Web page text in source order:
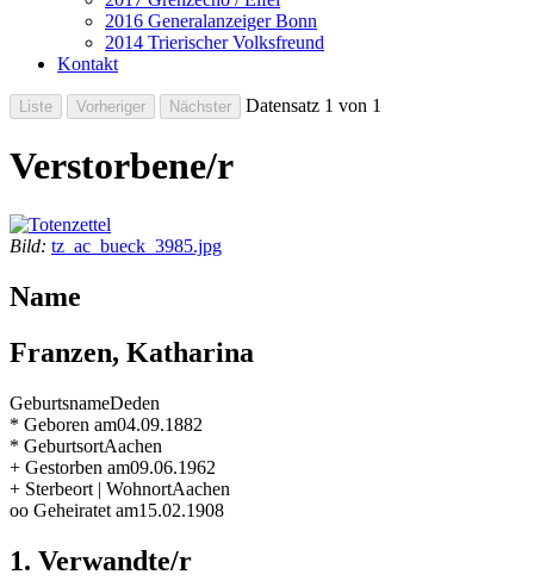
2016 Generalanzeiger Bonn
2014 Trierischer Volksfreund
Kontakt
Datensatz 1 von 1
Verstorbene/r
Bild: tz_ac_bueck_3985.jpg
Name
Franzen, Katharina
GeburtsnameDeden
* Geboren am04.09.1882
* GeburtsortAachen
+ Gestorben am09.06.1962
+ Sterbeort | WohnortAachen
oo Geheiratet am15.02.1908
1. Verwandte/r